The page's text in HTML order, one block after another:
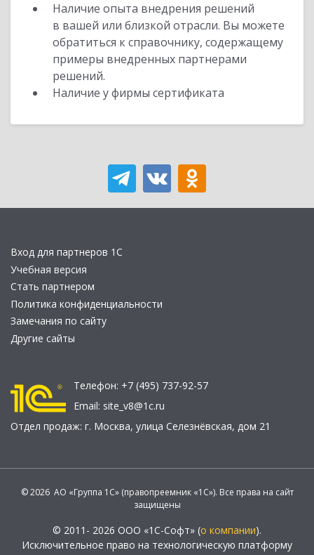
Наличие опыта внедрения решений
в вашей или близкой отрасли. Вы можете
обратиться к справочнику, содержащему
примеры внедренных партнерами
решений.
Наличие у фирмы сертификата
Вход для партнеров 1С
Учебная версия
Стать партнером
Политика конфиденциальности
Замечания по сайту
Другие сайты
Телефон: +7 (495) 737-92-57
Email: site_v8@1c.ru
Отдел продаж: г. Москва, улица Селезнёвская, дом 21
© 2026 АО «Группа 1С» (правопреемник «1С»). Все права на сайт
защищены
© 2011- 2026 ООО «1С-Софт» (о компании).
Исключительное право на технологическую платформу